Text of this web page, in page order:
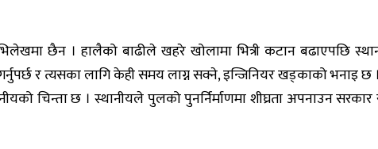
छैन । हालैको बाढीले खहरे खोलामा भित्री कटान बढाएपछि
र त्यसका लागि केही समय लाग्न सक्ने, इन्जिनियर खड्काको भनाइ छ
चिन्ता छ । स्थानीयले पुलको पुनर्निर्माणमा शीघ्रता अपनाउन